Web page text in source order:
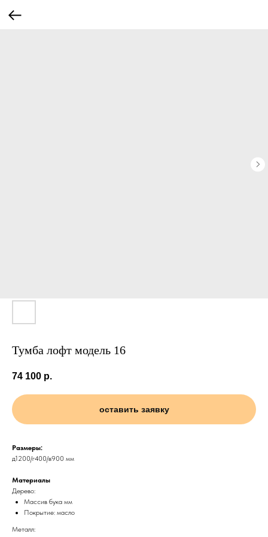
Тумба лофт модель 16
74 100 р.
оставить заявку
Размеры:
д1200/г400/в900 мм
Материалы
Дерево:
Массив бука мм
Покрытие: масло
Металл: